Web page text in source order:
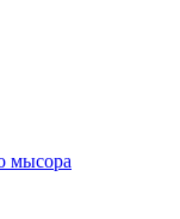
мысора